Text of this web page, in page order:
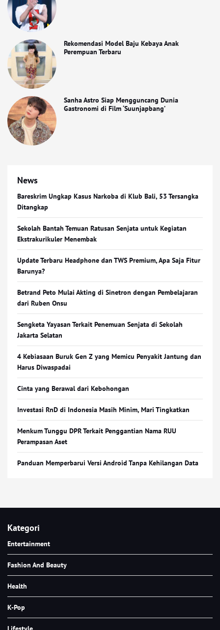
Rekomendasi Model Baju Kebaya Anak
Perempuan Terbaru
Sanha Astro Siap Mengguncang Dunia
Gastronomi di Film ‘Suunjapbang’
News
Bareskrim Ungkap Kasus Narkoba di Klub Bali, 53 Tersangka
Ditangkap
Sekolah Bantah Temuan Ratusan Senjata untuk Kegiatan
Ekstrakurikuler Menembak
Update Terbaru Headphone dan TWS Premium, Apa Saja Fitur
Barunya?
Betrand Peto Mulai Akting di Sinetron dengan Pembelajaran
dari Ruben Onsu
Sengketa Yayasan Terkait Penemuan Senjata di Sekolah
Jakarta Selatan
4 Kebiasaan Buruk Gen Z yang Memicu Penyakit Jantung dan
Harus Diwaspadai
Cinta yang Berawal dari Kebohongan
Investasi RnD di Indonesia Masih Minim, Mari Tingkatkan
Menkum Tunggu DPR Terkait Penggantian Nama RUU
Perampasan Aset
Panduan Memperbarui Versi Android Tanpa Kehilangan Data
Kategori
Entertainment
Fashion And Beauty
Health
K-Pop